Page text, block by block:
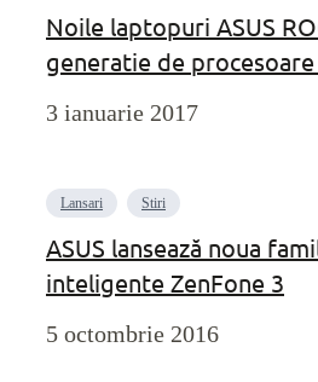
Noile laptopuri ASUS
generatie de
3 ianuarie 2017
Lansari Stiri
ASUS lansează noua
inteligente ZenFone 3
5 octombrie 2016